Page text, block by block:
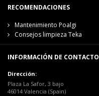
RECOMENDACIONES
Mantenimiento Poalgi
Consejos limpieza Teka
INFORMACIÓN DE CONTACTO
Dirección:
Plaza La Safor, 3 bajo
46014 Valencia (Spain)